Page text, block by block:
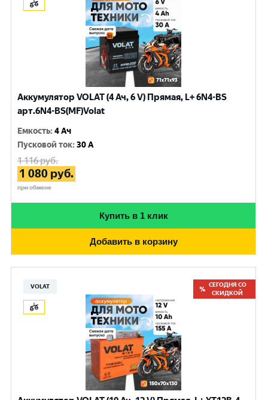
Аккумулятор VOLAT (4 Ач, 6 V) Прямая, L+ 6N4-BS
арт.6N4-BS(MF)Volat
Емкость:4 Ач
Пусковой ток:30 A
1 116руб.
1 080 руб.
при обмене
Купить в 1 клик
Добавить в корзину
VOLAT
СЕГОДНЯ СО
СКИДКОЙ